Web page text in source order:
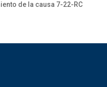
de la causa 7-22-RC